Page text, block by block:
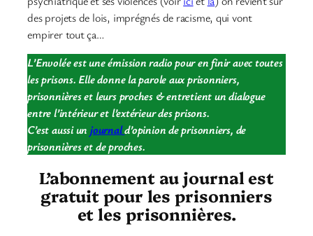
des projets de lois, imprégnés de racisme, qui vont
empirer tout ça…
L’Envolée est une émission radio pour en finir avec toutes
les prisons. Elle donne la parole aux prisonniers,
prisonnières et leurs proches & entretient un dialogue
entre l’intérieur et l’extérieur des prisons.
C’est aussi unjournald’opinion de prisonniers, de
prisonnières et de proches.
L’abonnement au journal est
gratuit pour les prisonniers
et les prisonnières.